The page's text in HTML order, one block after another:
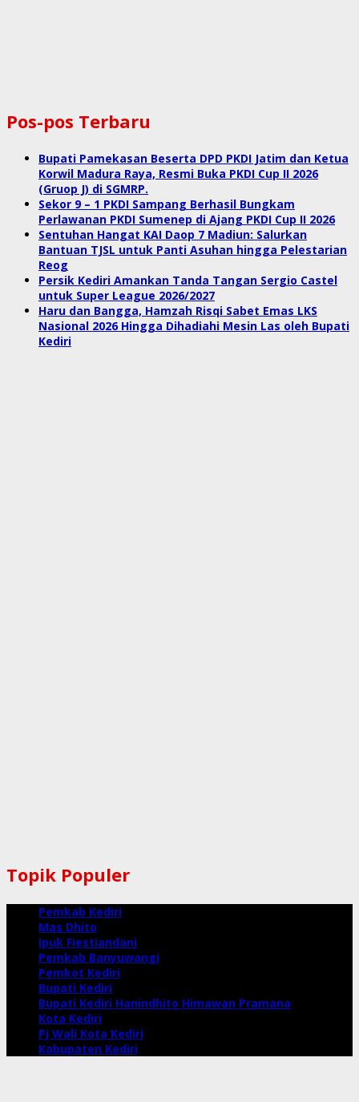
Pos-pos Terbaru
Bupati Pamekasan Beserta DPD PKDI Jatim dan Ketua
Korwil Madura Raya, Resmi Buka PKDI Cup II 2026
(Gruop J) di SGMRP.
Sekor 9 – 1 PKDI Sampang Berhasil Bungkam
Perlawanan PKDI Sumenep di Ajang PKDI Cup II 2026
Sentuhan Hangat KAI Daop 7 Madiun: Salurkan
Bantuan TJSL untuk Panti Asuhan hingga Pelestarian
Reog
Persik Kediri Amankan Tanda Tangan Sergio Castel
untuk Super League 2026/2027
Haru dan Bangga, Hamzah Risqi Sabet Emas LKS
Nasional 2026 Hingga Dihadiahi Mesin Las oleh Bupati
Kediri
Topik Populer
Pemkab Kediri
Mas Dhito
Ipuk Fiestiandani
Pemkab Banyuwangi
Pemkot Kediri
Bupati Kediri
Bupati Kediri Hanindhito Himawan Pramana
Kota Kediri
Pj Wali Kota Kediri
Kabupaten Kediri